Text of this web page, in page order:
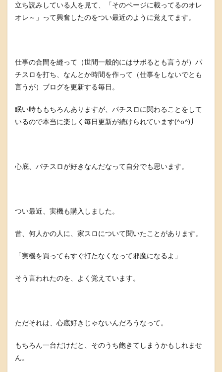
立ち読みしている人を見て、「そのページに載ってるのオレ
オレ～」って興奮したのをつい最近のように覚えてます。
仕事の合間を縫って（世間一般的にはサボるとも言うが）パ
チスロを打ち、なんとか時間を作って（仕事をしないでとも
言うが）ブログを更新する毎日。
眠い時ももちろんありますが、パチスロに関わることをして
いるので本当に楽しく毎日更新が続けられています(^o^)丿
心底、パチスロが好きなんだなって自分でも思います。
つい最近、実機も購入しました。
昔、何人かの人に、家スロについて聞いたことがあります。
「実機を買ってもすぐ打たなくなって邪魔になるよ」
そう言われたのを、よく覚えています。
ただそれは、心底好きじゃないんだろうなって。
もちろん一台だけだと、そのうち飽きてしまうかもしれませ
ん。